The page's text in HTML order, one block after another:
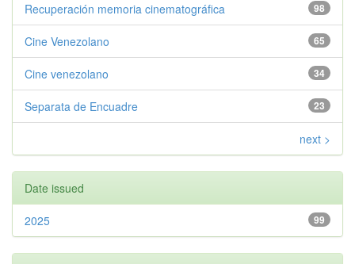
98
Recuperación memoria cinematográfica
65
Cine Venezolano
34
Cine venezolano
23
Separata de Encuadre
next >
Date issued
99
2025